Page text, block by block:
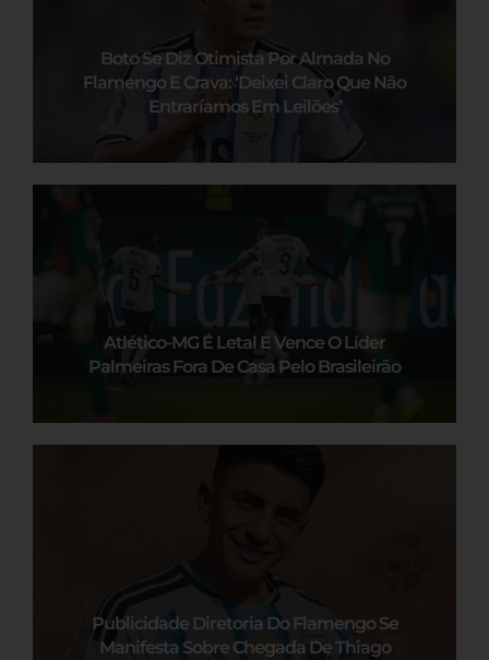
Boto Se Diz Otimista Por Almada No
Flamengo E Crava: ‘Deixei Claro Que Não
Entraríamos Em Leilões’
Atlético-MG É Letal E Vence O Líder
Palmeiras Fora De Casa Pelo Brasileirão
Publicidade Diretoria Do Flamengo Se
Manifesta Sobre Chegada De Thiago